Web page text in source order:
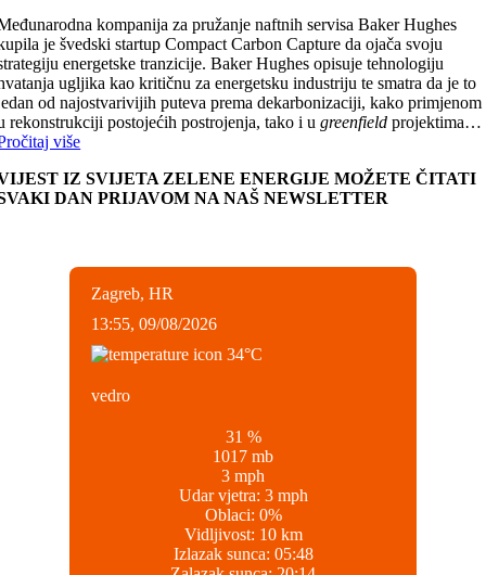
kompanija za pružanje naftnih servisa Baker Hughes
je švedski startup Compact Carbon Capture da ojača svoju
energetske tranzicije. Baker Hughes opisuje tehnologiju
ugljika kao kritičnu za energetsku industriju te smatra da je to
od najostvarivijih puteva prema dekarbonizaciji, kako primjenom
rekonstrukciji postojećih postrojenja, tako i ugreenfield projektima…
više
IZ SVIJETA ZELENE ENERGIJE MOŽETE ČITATI
DAN PRIJAVOM NA NAŠ NEWSLETTER
Zagreb, HR
13:55, 09/08/2026
34°C
vedro
31 %
1017 mb
3 mph
Udar vjetra: 3 mph
Oblaci: 0%
Vidljivost: 10 km
Izlazak sunca: 05:48